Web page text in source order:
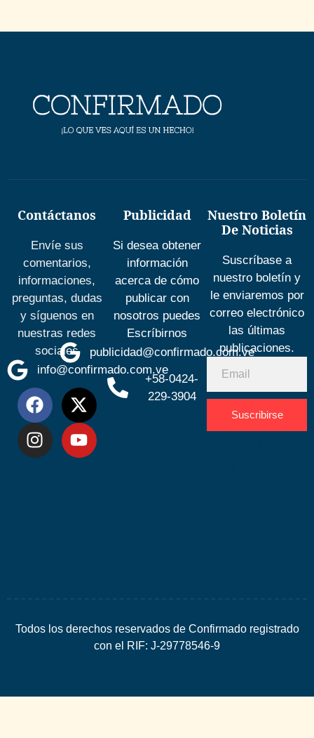
Contáctanos
Envíe sus
comentarios,
informaciones,
preguntas, dudas
y síguenos en
nuestras redes
sociales
info@confirmado.com.ve
Publicidad
Si desea obtener
información
acerca de cómo
publicar con
nosotros puedes
Escríbirnos
publicidad@confirmado.com.ve
+58-0424-
229-3904
Nuestro Boletín
De Noticias
Suscríbase a
nuestro boletín y
le enviaremos por
correo electrónico
las últimas
publicaciones.
Suscribirse
Todos los derechos reservados de Confirmado registrado
con el RIF: J-29778546-9